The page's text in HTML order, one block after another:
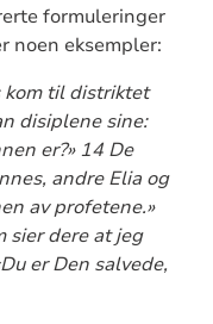
formuleringer
noen eksempler:
kom til distriktet
disiplene sine:
er?» 14 De
andre Elia og
av profetene.»
sier dere at jeg
er Den salvede,